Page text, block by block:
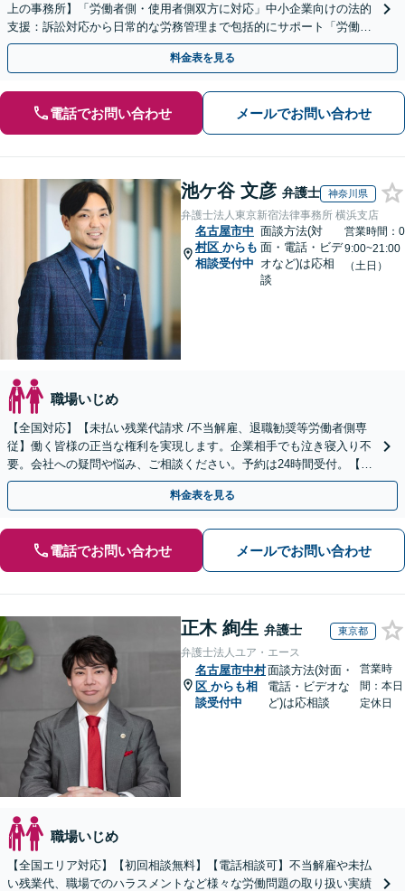
上の事務所】「労働者側・使用者側双方に対応」中小企業向けの法的
支援：訴訟対応から日常的な労務管理まで包括的にサポート「労働者
側：残業代請求や退職など対応」【休日・夜間相談可】
料金表を見る
電話でお問い合わせ メールでお問い合わせ
池ケ谷 文彦 弁護士 神奈川県
弁護士法人東京新宿法律事務所 横浜支店
名古屋市中
村区 からも
相談受付中
面談方法(対
面・電話・ビデ
オなど)は応相
談
営業時間：0
9:00~21:00
（土日）
職場いじめ
【全国対応】【未払い残業代請求 /不当解雇、退職勧奨等労働者側専
従】働く皆様の正当な権利を実現します。企業相手でも泣き寝入り不
要。会社への疑問や悩み、ご相談ください。予約は24時間受付。【初
回面談無料】【夜間・休日対応可】
料金表を見る
電話でお問い合わせ メールでお問い合わせ
正木 絢生 弁護士 東京都
弁護士法人ユア・エース
名古屋市中村
区 からも相
談受付中
面談方法(対面・
電話・ビデオな
ど)は応相談
営業時
間：本日
定休日
職場いじめ
【全国エリア対応】【初回相談無料】【電話相談可】不当解雇や未払
い残業代、職場でのハラスメントなど様々な労働問題の取り扱い実績